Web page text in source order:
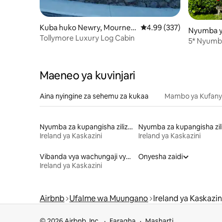
Kuba huko Newry, Mourne a
nd Down
Ukadiriaji wa wastani
4.99 (337)
Tollymore Luxury Log Cabin
Nyumba
eek
5*
Maeneo ya kuvinjari
Aina nyingine za sehemu za kukaa Mambo ya
Nyumba za kupangisha zilizo na kayak
Ireland ya Kaskazini
Ireland ya Kaskazini
Vibanda vya wachungaji vya kupangisha
Ireland ya Kaskazini
Onyesha zaidi
Airbnb Ufalme wa Muungano Ireland ya